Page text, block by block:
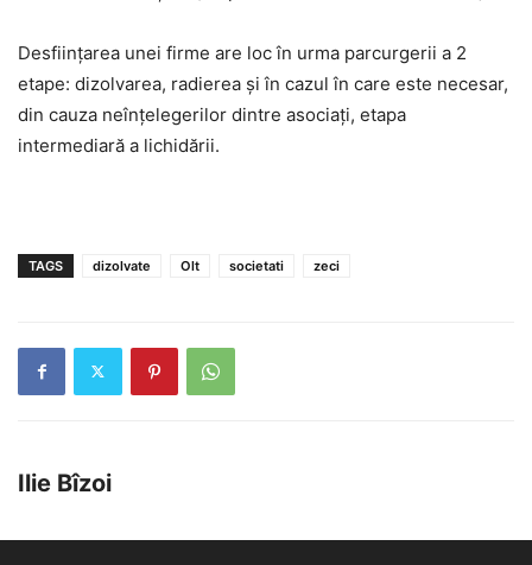
Desfiinţarea unei firme are loc în urma parcurgerii a 2
etape: dizolvarea, radierea şi în cazul în care este necesar,
din cauza neînţelegerilor dintre asociaţi, etapa
intermediară a lichidării.
TAGS dizolvate Olt societati zeci
Ilie Bîzoi